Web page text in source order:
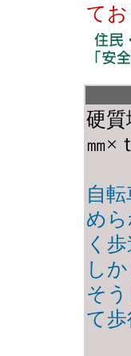
てお
硬
㎜×
自
め
く
し
そ
て